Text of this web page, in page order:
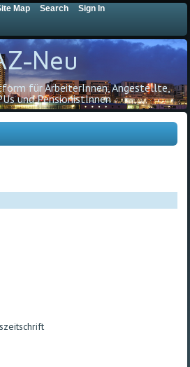
Neu
für ArbeiterInnen, Angestellte,
und PensionistInnen
Map Search Sign In